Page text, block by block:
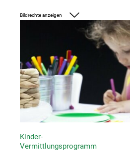
Bildrechte anzeigen
Kinder-
Vermittlungsprogramm